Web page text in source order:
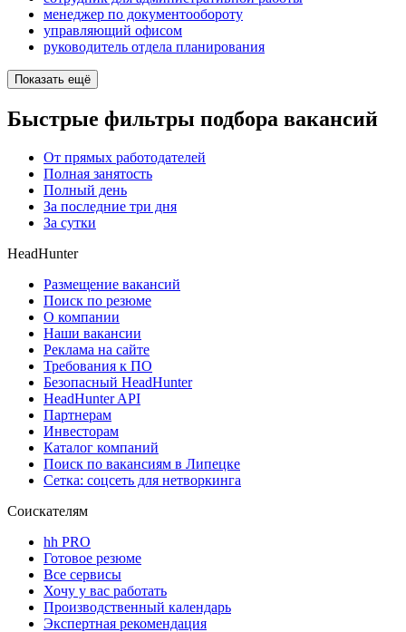
менеджер по документообороту
управляющий офисом
руководитель отдела планирования
Показать ещё
Быстрые фильтры подбора вакансий
От прямых работодателей
Полная занятость
Полный день
За последние три дня
За сутки
HeadHunter
Размещение вакансий
Поиск по резюме
О компании
Наши вакансии
Реклама на сайте
Требования к ПО
Безопасный HeadHunter
HeadHunter API
Партнерам
Инвесторам
Каталог компаний
Поиск по вакансиям в Липецке
Сетка: соцсеть для нетворкинга
Соискателям
hh PRO
Готовое резюме
Все сервисы
Хочу у вас работать
Производственный календарь
Экспертная рекомендация